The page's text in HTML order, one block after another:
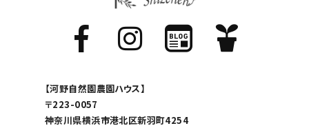
【河野自然園農園ハウス】
〒223-0057
神奈川県横浜市港北区新羽町4254